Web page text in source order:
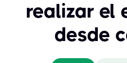
realizar el
desde